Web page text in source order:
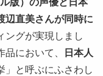
版）の声優と日本
辺直美さんが同時に
ングが実現しまし
において、
日本人
」と呼ぶにふさわし